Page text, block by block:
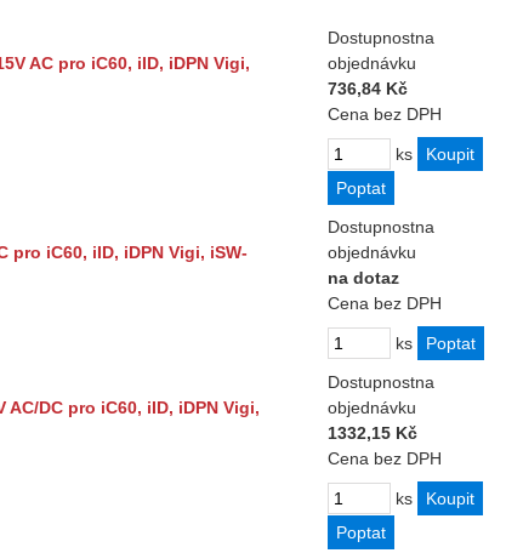
AC pro iC60, iID, iDPN Vigi,
Dostupnostna
objednávku
736,84 Kč
Cena bez DPH
ks
iC60, iID, iDPN Vigi, iSW-
Dostupnostna
objednávku
na dotaz
Cena bez DPH
ks
DC pro iC60, iID, iDPN Vigi,
Dostupnostna
objednávku
1332,15 Kč
Cena bez DPH
ks